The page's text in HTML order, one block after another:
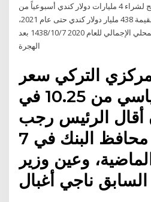
أسعار الفائدة إلى 0.25٪.برنامج لشراء 4 مليارات دولار كندي أسبوعياً من
السندات الحكومية. دعم بقيمة 438 مليار دولار كندي حتى عام 2021،
ويمثل حوالي 20% من الناتج المحلي الإجمالي للعام 2020 7‏‏/10‏‏/1438 بعد
الهجرة
التركي سعر
الفائدة القياسي من 10.25 في
أقال الرئيس رجب
طيب أردوغان محافظ البنك في 7
وعين وزير